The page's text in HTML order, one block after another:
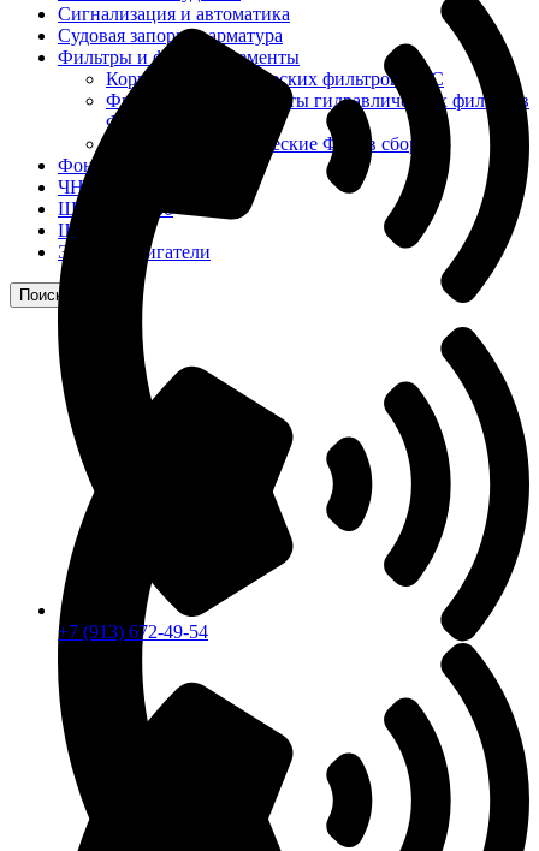
Сигнализация и автоматика
Судовая запорная арматура
Фильтры и фильтроэлементы
Корпусы гидравлических фильтров ФГС
Фильтрующие элементы гидравлических фильтров
ФГС
Фильтры гидравлические ФГС в сборе
Фонари
ЧН 25/34
Шкода 6S-160
Шкода-275
Электродвигатели
Поиск
+7 (913) 672-49-54